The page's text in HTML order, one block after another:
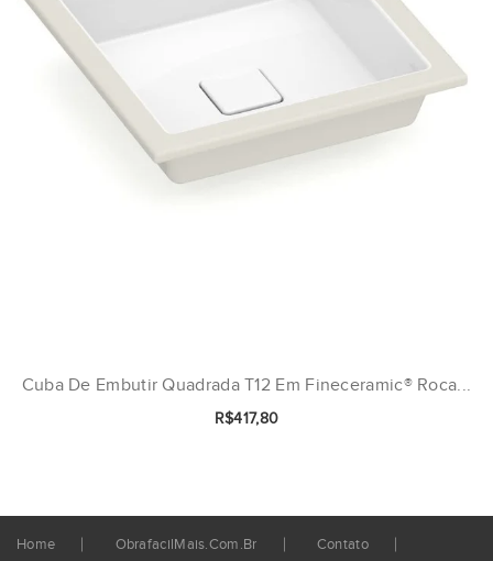
Cuba De Embutir Quadrada T12 Em Fineceramic® Roca...
R$417,80
Home ObrafacilMais.com.br
Contato